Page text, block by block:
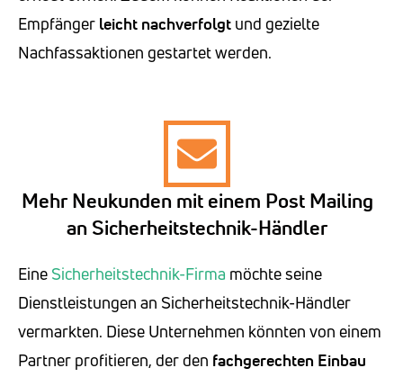
Empfänger leicht nachverfolgt und gezielte
Nachfassaktionen gestartet werden.
Mehr Neukunden mit einem Post Mailing
an Sicherheitstechnik-Händler
Eine Sicherheitstechnik-Firma möchte seine
Dienstleistungen an Sicherheitstechnik-Händler
vermarkten. Diese Unternehmen könnten von einem
Partner profitieren, der den fachgerechten Einbau